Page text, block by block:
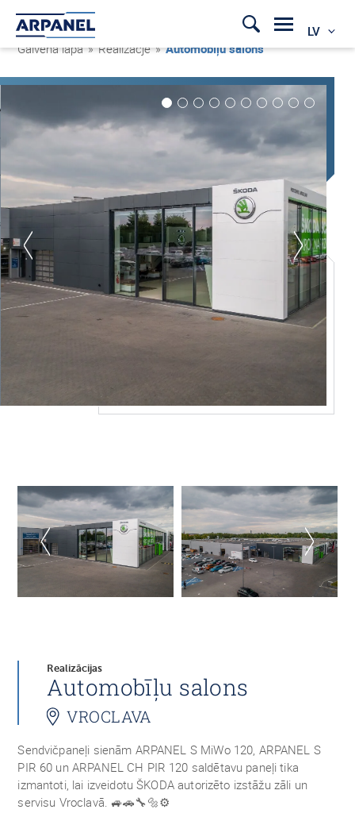
LV
Galvenā lapa » Realizacje »Automobīļu salons
Realizācijas
Automobīļu salons
VROCLAVA
Sendvičpaneļi sienām ARPANEL S MiWo 120, ARPANEL S
PIR 60 un ARPANEL CH PIR 120 saldētavu paneļi tika
izmantoti, lai izveidotu ŠKODA autorizēto izstāžu zāli un
servisu Vroclavā. 🚙🚗🔧🔩⚙️